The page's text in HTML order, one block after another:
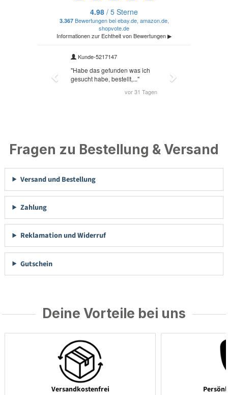
Fragen zu Bestellung & Versand
Versand und Bestellung
Zahlung
Reklamation und Widerruf
Gutschein
Deine Vorteile bei uns
Versandkostenfrei